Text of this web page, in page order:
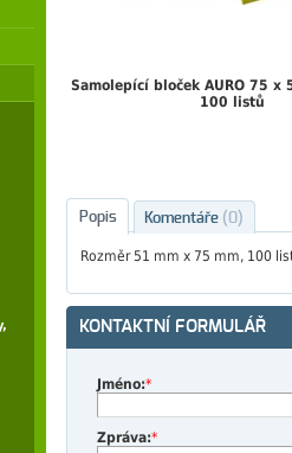
Samolepící bloček AURO 75 x
100 listů
Popis Komentáře (0)
Rozměr 51 mm x 75 mm, 100
KONTAKTNÍ FORMULÁŘ
Jméno:*
Zpráva:*